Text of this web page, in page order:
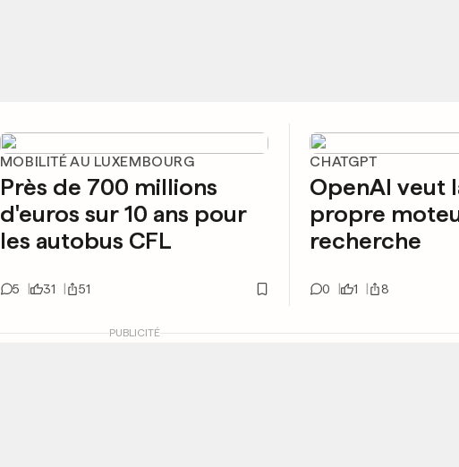
MOBILITÉ AU LUXEMBOURG
Près de 700 millions
d'euros sur 10 ans pour
les autobus CFL
5 31 51
CHATGPT
OpenAI veut
propre
recherche
0 1 8
PUBLICITÉ